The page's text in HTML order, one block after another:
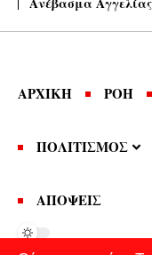
ΑΡΧΙΚΗ ΡΟΗ
ΠΟΛΙΤΙΣΜΟΣ
ΑΠΟΨΕΙΣ